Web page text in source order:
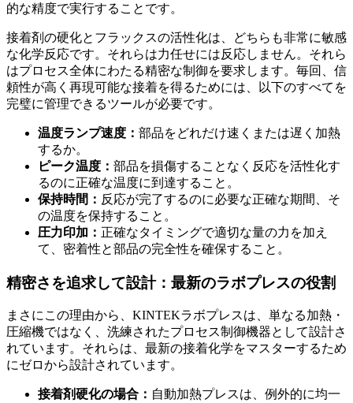
的な精度で実行することです。
接着剤の硬化とフラックスの活性化は、どちらも非常に敏感
な化学反応です。それらは力任せには反応しません。それら
はプロセス全体にわたる精密な制御を要求します。毎回、信
頼性が高く再現可能な接着を得るためには、以下のすべてを
完璧に管理できるツールが必要です。
温度ランプ速度： 部品をどれだけ速くまたは遅く加熱
するか。
ピーク温度： 部品を損傷することなく反応を活性化す
るのに正確な温度に到達すること。
保持時間： 反応が完了するのに必要な正確な期間、そ
の温度を保持すること。
圧力印加： 正確なタイミングで適切な量の力を加え
て、密着性と部品の完全性を確保すること。
精密さを追求して設計：最新のラボプレス​​の役割
まさにこの理由から、KINTEKラボプレス​​は、単なる加熱・
圧縮機ではなく、洗練されたプロセス制御機器として設計さ
れています。それらは、最新の接着化学をマスターするため
にゼロから設計されています。
接着剤硬化の場合： 自動加熱プレスは、例外的に均一